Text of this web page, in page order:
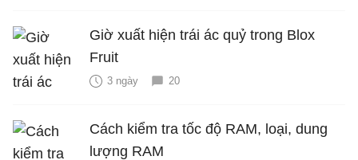
Giờ xuất hiện trái ác quỷ trong Blox
Fruit
3 ngày 20
Cách kiểm tra tốc độ RAM, loại, dung
lượng RAM